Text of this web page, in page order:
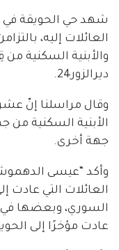
شهد حي الحويقة في
العائلات إليه،
والأبنية السكنية
ديرالزور24.
وقال مراسلنا إنّ
الأبنية السكنية من
جهة أخرى.
وأكد “عيسى
العائلات التي
السوري، وبعضها في
عادت مؤخرًا إلى